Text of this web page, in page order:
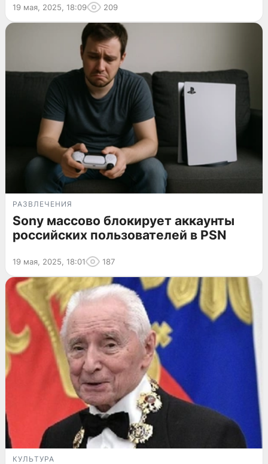
19 мая, 2025, 18:09 209
РАЗВЛЕЧЕНИЯ
Sony массово блокирует аккаунты
российских пользователей в PSN
19 мая, 2025, 18:01 187
КУЛЬТУРА